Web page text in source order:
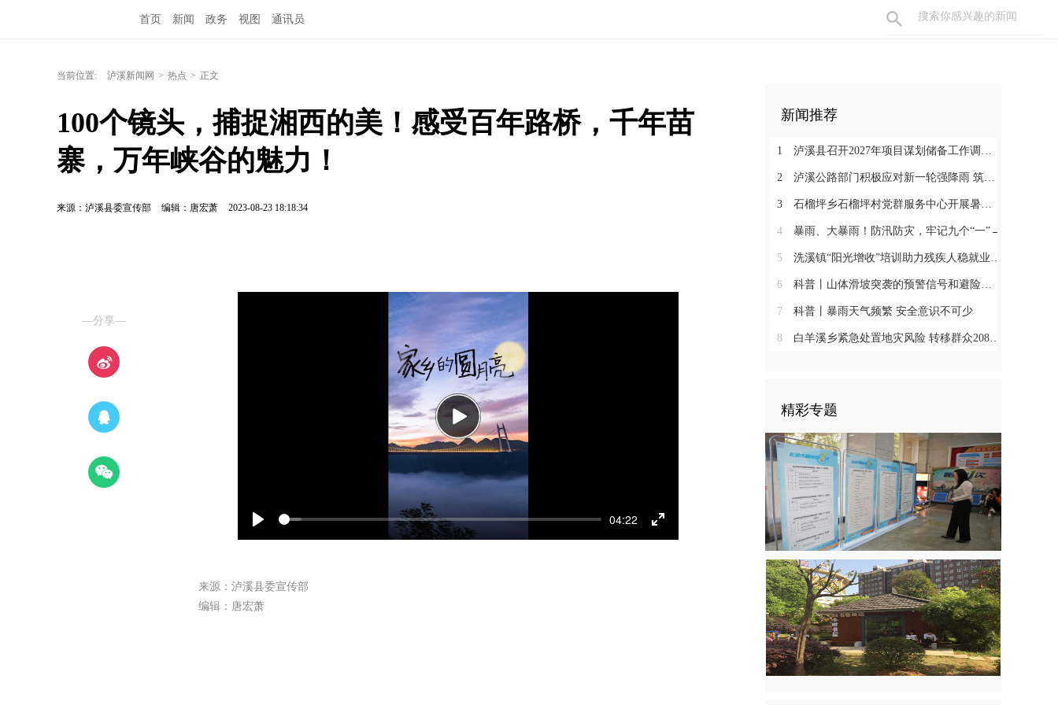
首页 新闻 政务 视图 通讯员
当前位置: 泸溪新闻网 > 热点 > 正文
100个镜头，捕捉湘西的美！感受百年路桥，千年苗
寨，万年峡谷的魅力！
来源：泸溪县委宣传部 编辑：唐宏萧 2023-08-23 18:18:34
—分享—
Play
04:22
Enter
Play
来源：泸溪县委宣传部
编辑：唐宏萧
新闻推荐
1 泸溪县召开2027年项目谋划储备工作调度会
2 泸溪公路部门积极应对新一轮强降雨 筑牢通行安全防线
3 石榴坪乡石榴坪村党群服务中心开展暑期防溺水主题绘画活动
4 暴雨、大暴雨！防汛防灾，牢记九个“一”→
5 洗溪镇“阳光增收”培训助力残疾人稳就业促增收
6 科普丨山体滑坡突袭的预警信号和避险要点
7 科普丨暴雨天气频繁 安全意识不可少
8 白羊溪乡紧急处置地灾风险 转移群众208人筑牢安全堤
精彩专题